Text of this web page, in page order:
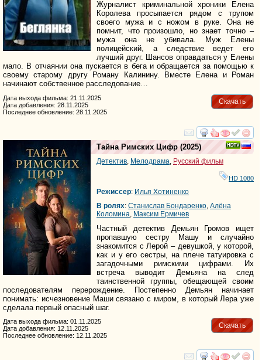
Журналист криминальной хроники Елена
Королева просыпается рядом с трупом
своего мужа и с ножом в руке. Она не
помнит, что произошло, но знает точно –
мужа она не убивала. Муж Елены
полицейский, а следствие ведет его
лучший друг. Шансов оправдаться у Елены
мало. В отчаянии она пускается в бега и обращается за помощью к
своему старому другу Роману Калинину. Вместе Елена и Роман
начинают собственное расследование…
Скачать
Дата выхода фильма: 21.11.2025
Дата добавления: 28.11.2025
Последнее обновление: 28.11.2025
смотреть
Тайна Римских Цифр (2025)
Детектив Мелодрама Русский фильм
HD 1080
Режиссер: Илья Хотиненко
В ролях: Станислав Бондаренко Алёна
Коломина Максим Ермичев
Частный детектив Демьян Громов ищет
пропавшую сестру Машу и случайно
знакомится с Лерой – девушкой, у которой,
как и у его сестры, на плече татуировка с
загадочными римскими цифрами. Их
встреча выводит Демьяна на след
таинственной группы, обещающей своим
последователям перерождение. Постепенно Демьян начинает
понимать: исчезновение Маши связано с миром, в который Лера уже
сделала первый опасный шаг.
Скачать
Дата выхода фильма: 01.11.2025
Дата добавления: 12.11.2025
Последнее обновление: 12.11.2025